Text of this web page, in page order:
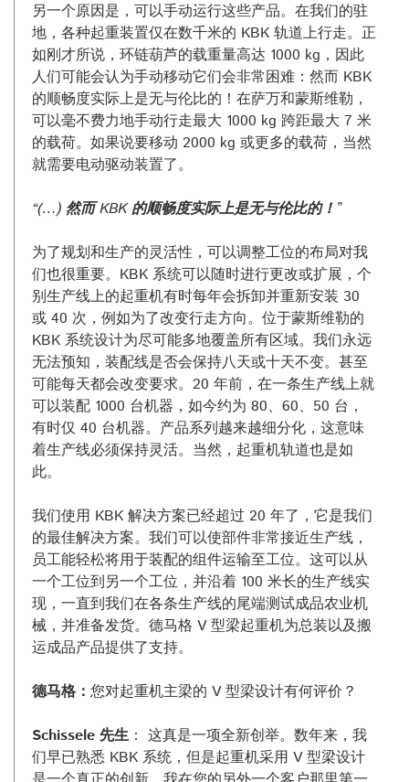
另一个原因是，可以手动运行这些产品。在我们的驻
地，各种起重装置仅在数千米的 KBK 轨道上行走。正
如刚才所说，环链葫芦的载重量高达 1000 kg，因此
人们可能会认为手动移动它们会非常困难：然而 KBK
的顺畅度实际上是无与伦比的！在萨万和蒙斯维勒，
可以毫不费力地手动行走最大 1000 kg 跨距最大 7 米
的载荷。如果说要移动 2000 kg 或更多的载荷，当然
就需要电动驱动装置了。
“(…) 然而 KBK 的顺畅度实际上是无与伦比的！”
为了规划和生产的灵活性，可以调整工位的布局对我
们也很重要。KBK 系统可以随时进行更改或扩展，个
别生产线上的起重机有时每年会拆卸并重新安装 30
或 40 次，例如为了改变行走方向。位于蒙斯维勒的
KBK 系统设计为尽可能多地覆盖所有区域。我们永远
无法预知，装配线是否会保持八天或十天不变。甚至
可能每天都会改变要求。20 年前，在一条生产线上就
可以装配 1000 台机器，如今约为 80、60、50 台，
有时仅 40 台机器。产品系列越来越细分化，这意味
着生产线必须保持灵活。当然，起重机轨道也是如
此。
我们使用 KBK 解决方案已经超过 20 年了，它是我们
的最佳解决方案。我们可以使部件非常接近生产线，
员工能轻松将用于装配的组件运输至工位。这可以从
一个工位到另一个工位，并沿着 100 米长的生产线实
现，一直到我们在各条生产线的尾端测试成品农业机
械，并准备发货。德马格 V 型梁起重机为总装以及搬
运成品产品提供了支持。
德马格： 您对起重机主梁的 V 型梁设计有何评价？
Schissele 先生 ： 这真是一项全新创举。数年来，我
们早已熟悉 KBK 系统，但是起重机采用 V 型梁设计